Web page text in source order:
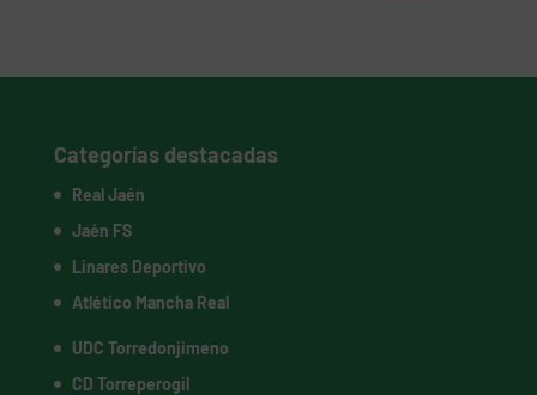
Categorías destacadas
Real Jaén
Jaén FS
Linares Deportivo
Atlético Mancha Real
UDC Torredonjimeno
CD Torreperogil